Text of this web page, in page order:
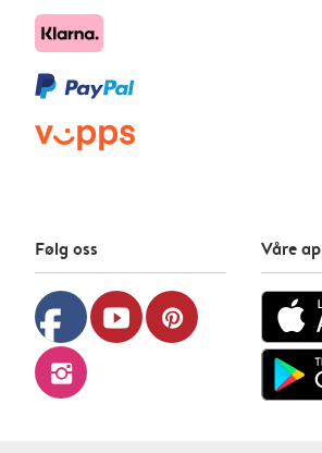
Følg oss
facebook youtube pinterest
instagram
Våre